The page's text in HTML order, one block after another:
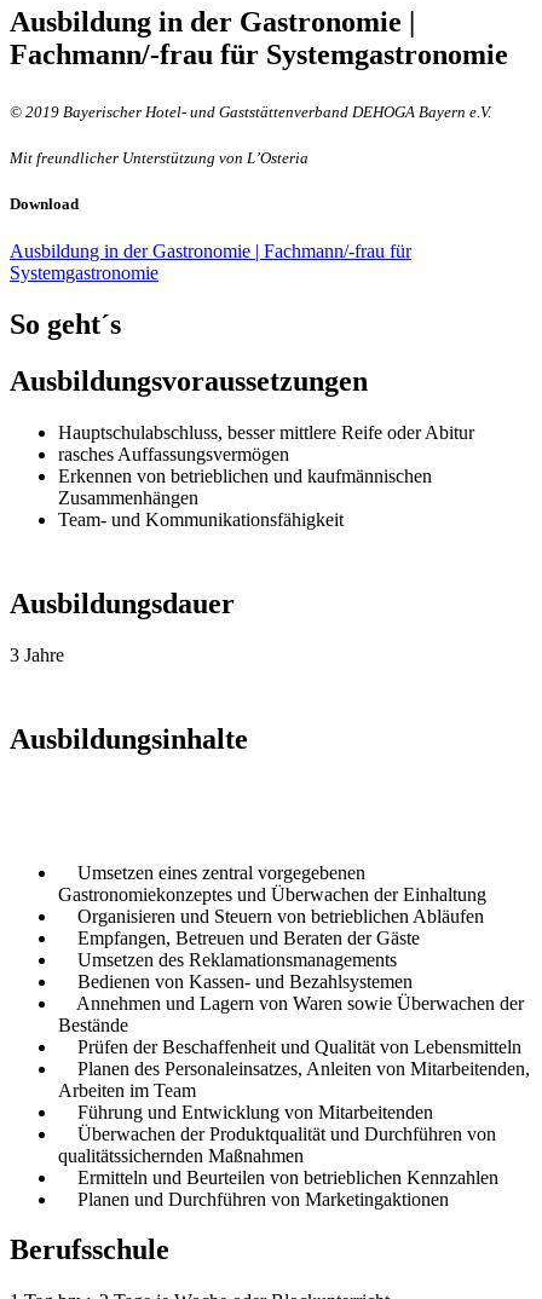
Ausbildung in der Gastronomie |
Fachmann/-frau für Systemgastronomie
© 2019 Bayerischer Hotel- und Gaststättenverband DEHOGA Bayern e.V.
Mit freundlicher Unterstützung von L’Osteria
Download
Ausbildung in der Gastronomie | Fachmann/-frau für
Systemgastronomie
So geht´s
Ausbildungsvoraussetzungen
Hauptschulabschluss, besser mittlere Reife oder Abitur
rasches Auffassungsvermögen
Erkennen von betrieblichen und kaufmännischen
Zusammenhängen
Team- und Kommunikationsfähigkeit
Ausbildungsdauer
3 Jahre
Ausbildungsinhalte
Umsetzen eines zentral vorgegebenen
Gastronomiekonzeptes und Überwachen der Einhaltung
Organisieren und Steuern von betrieblichen Abläufen
Empfangen, Betreuen und Beraten der Gäste
Umsetzen des Reklamationsmanagements
Bedienen von Kassen- und Bezahlsystemen
Annehmen und Lagern von Waren sowie Überwachen der
Bestände
Prüfen der Beschaffenheit und Qualität von Lebensmitteln
Planen des Personaleinsatzes, Anleiten von Mitarbeitenden,
Arbeiten im Team
Führung und Entwicklung von Mitarbeitenden
Überwachen der Produktqualität und Durchführen von
qualitätssichernden Maßnahmen
Ermitteln und Beurteilen von betrieblichen Kennzahlen
Planen und Durchführen von Marketingaktionen
Berufsschule